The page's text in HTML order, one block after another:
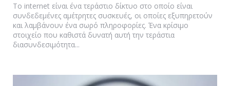
Το internet είναι ένα τεράστιο δίκτυο στο οποίο είναι
συνδεδεμένες αμέτρητες συσκευές, οι οποίες εξυπηρετούν
και λαμβάνουν ένα σωρό πληροφορίες. Ένα κρίσιμο
στοιχείο που καθιστά δυνατή αυτή την τεράστια
διασυνδεσιμότητα...